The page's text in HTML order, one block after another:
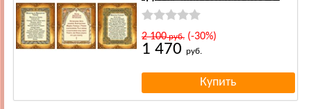
2 100руб.(-30%)
1 470 руб.